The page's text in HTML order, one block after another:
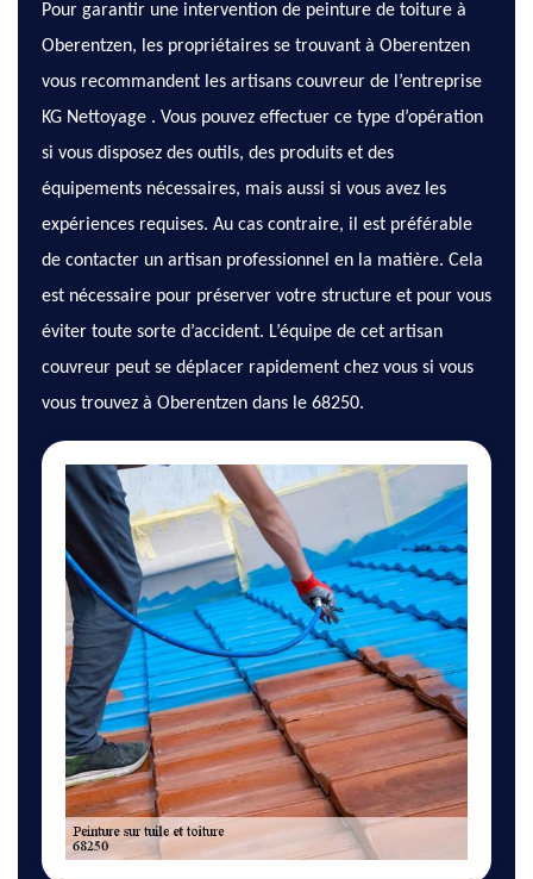
Pour garantir une intervention de peinture de toiture à
Oberentzen, les propriétaires se trouvant à Oberentzen
vous recommandent les artisans couvreur de l’entreprise
KG Nettoyage . Vous pouvez effectuer ce type d’opération
si vous disposez des outils, des produits et des
équipements nécessaires, mais aussi si vous avez les
expériences requises. Au cas contraire, il est préférable
de contacter un artisan professionnel en la matière. Cela
est nécessaire pour préserver votre structure et pour vous
éviter toute sorte d’accident. L’équipe de cet artisan
couvreur peut se déplacer rapidement chez vous si vous
vous trouvez à Oberentzen dans le 68250.